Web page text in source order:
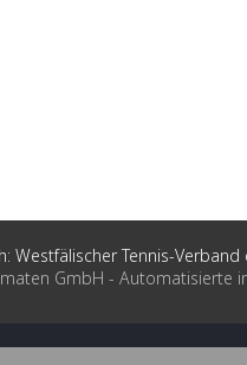
Westfälischer Tennis-Verband
GmbH - Automatisierte